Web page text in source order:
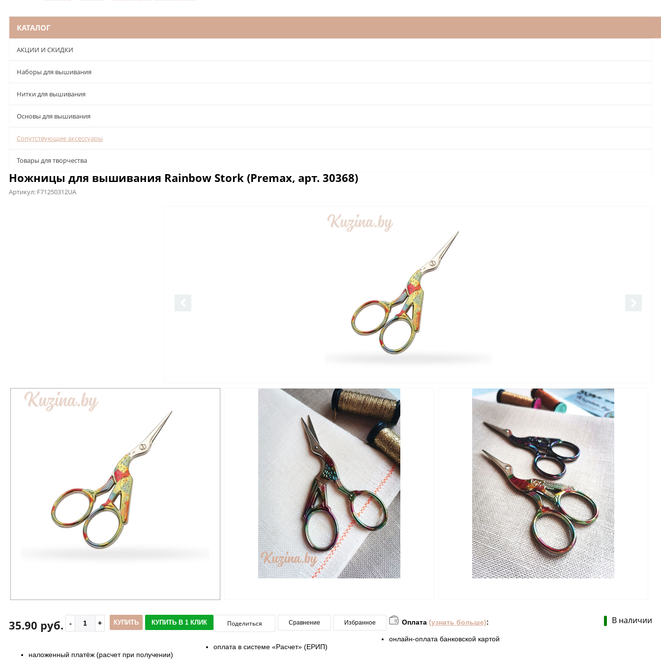
КАТАЛОГ
АКЦИИ И СКИДКИ
Наборы для вышивания
Нитки для вышивания
Основы для вышивания
Сопутствующие аксессуары
Товары для творчества
Ножницы для вышивания Rainbow Stork (Premax, арт. 30368)
Артикул: F71250312UA
В наличии
35.90 руб. КУПИТЬ КУПИТЬ В 1 КЛИК Поделиться Сравнение Избранное Оплата (узнать больше):
онлайн-оплата банковской картой
оплата в системе «Расчет» (ЕРИП)
наложенный платёж (расчет при получении)